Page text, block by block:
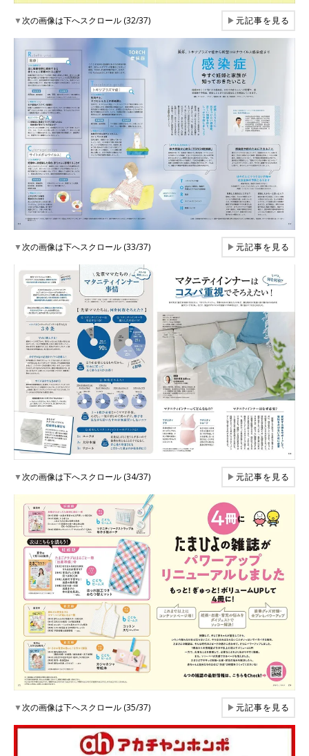
▼次の画像は下へスクロール (32/37) ▶元記事を見る
▼次の画像は下へスクロール (33/37) ▶元記事を見る
▼次の画像は下へスクロール (34/37) ▶元記事を見る
▼次の画像は下へスクロール (35/37) ▶元記事を見る